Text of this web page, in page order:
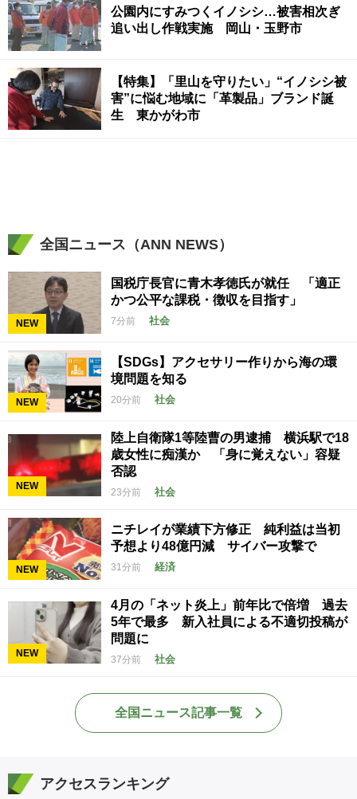
公園内にすみつくイノシシ…被害相次ぎ
追い出し作戦実施 岡山・玉野市
【特集】「里山を守りたい」“イノシシ被
害”に悩む地域に「革製品」ブランド誕
生 東かがわ市
全国ニュース（ANN NEWS）
NEW
国税庁長官に青木孝徳氏が就任 「適正
かつ公平な課税・徴収を目指す」
7分前 社会
NEW
【SDGs】アクセサリー作りから海の環
境問題を知る
20分前 社会
NEW
陸上自衛隊1等陸曹の男逮捕 横浜駅で18
歳女性に痴漢か 「身に覚えない」容疑
否認
23分前 社会
NEW
ニチレイが業績下方修正 純利益は当初
予想より48億円減 サイバー攻撃で
31分前 経済
NEW
4月の「ネット炎上」前年比で倍増 過去
5年で最多 新入社員による不適切投稿が
問題に
37分前 社会
全国ニュース記事一覧
アクセスランキング